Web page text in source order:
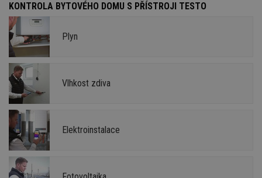
KONTROLA BYTOVÉHO DOMU S PŘÍSTROJI TESTO
Plyn
Vlhkost zdiva
Elektroinstalace